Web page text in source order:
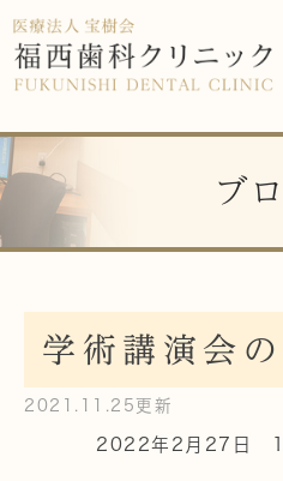
ブ
学術講演会
2021.11.25更新
2022年2月27日